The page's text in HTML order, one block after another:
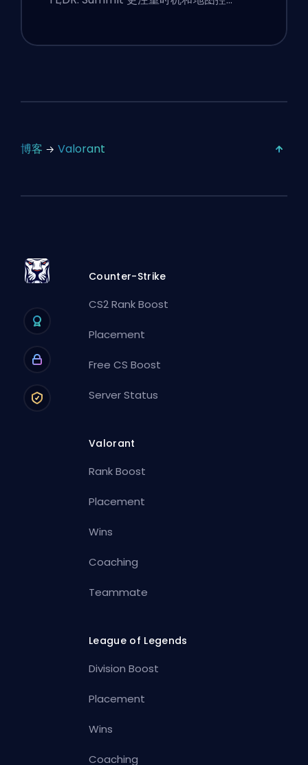
博客 Valorant
Counter-Strike
CS2 Rank Boost
Placement
Free CS Boost
Server Status
Valorant
Rank Boost
Placement
Wins
Coaching
Teammate
League of Legends
Division Boost
Placement
Wins
Coaching